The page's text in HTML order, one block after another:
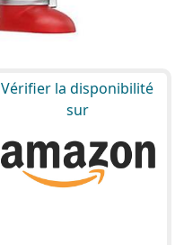
Vérifier la disponibilité
sur